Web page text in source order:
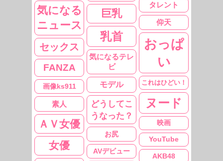
タレント
気になる
ニュース
巨乳
仰天
乳首
おっぱ
い
セックス
気になるテレ
ビ
FANZA
これはひどい！
モデル
画像ks911
ヌード
どうしてこ
うなった？
素人
ＡＶ女優 映画
お尻
YouTube
女優 AVデビュー
AKB48